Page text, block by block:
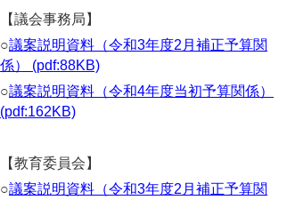
【議会事務局】
○議案説明資料（令和3年度2月補正予算関
係） (pdf:88KB)
○議案説明資料（令和4年度当初予算関係）
(pdf:162KB)
【教育委員会】
○議案説明資料（令和3年度2月補正予算関